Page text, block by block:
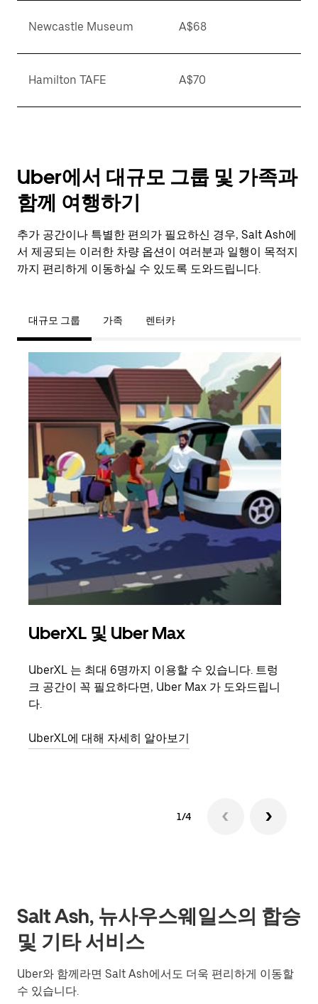
Newcastle Museum A$68
Hamilton TAFE A$70
Uber에서 대규모 그룹 및 가족과
함께 여행하기
추가 공간이나 특별한 편의가 필요하신 경우, Salt Ash에
서 제공되는 이러한 차량 옵션이 여러분과 일행이 목적지
까지 편리하게 이동하실 수 있도록 도와드립니다.
대규모 그룹 가족 렌터카
UberXL 및 Uber Max
UberXL 는 최대 6명까지 이용할 수 있습니다. 트렁
크 공간이 꼭 필요하다면, Uber Max 가 도와드립니
다.
UberXL에 대해 자세히 알아보기
1/4
Salt Ash, 뉴사우스웨일스의 합승
및 기타 서비스
Uber와 함께라면 Salt Ash에서도 더욱 편리하게 이동할
수 있습니다.